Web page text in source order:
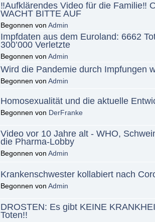
‼️Aufklärendes Video für die Familie‼️
WACHT BITTE AUF
Begonnen von Admin
Impfdaten aus dem Euroland: 6662
300’000 Verletzte
Begonnen von Admin
Wird die Pandemie durch Impfungen
Begonnen von Admin
Homosexualität und die aktuelle
Begonnen von DerFranke
Video vor 10 Jahre alt - WHO,
die Pharma-Lobby
Begonnen von Admin
Krankenschwester kollabiert nach
Begonnen von Admin
DROSTEN: Es gibt KEINE
Toten!!